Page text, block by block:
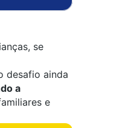
se
desafio ainda
a
e